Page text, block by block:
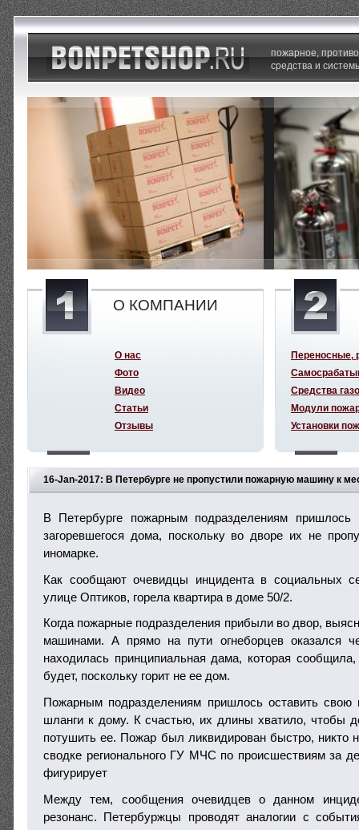
16-Jan-2017: В Петербурге не пропустили пожарную машину к
В Петербурге пожарным подразделениям
загоревшегося дома, поскольку во дворе их не
иномарке.
Как сообщают очевидцы инцидента в социальных
улице Оптиков, горела квартира в доме 50/2.
Когда пожарные подразделения прибыли во двор,
машинами. А прямо на пути огнеборцев оказался
находилась принципиальная дама, которая сообщила,
будет, поскольку горит не ее дом.
Пожарным подразделениям пришлось оставить свою
шланги к дому. К счастью, их длины хватило, чтобы
потушить ее. Пожар был ликвидирован быстро, никто
сводке регионального ГУ МЧС по происшествиям за
фигурирует
Между тем, сообщения очевидцев о данном
резонанс. Петербуржцы проводят аналогии с
пожарное,
средства и
О КОМПАНИИ
О нас
Фото
Видео
Статьи
Отзывы
Переносные,
Средства
Модули
Установки